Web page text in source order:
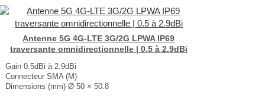
Antenne 5G 4G-LTE 3G/2G LPWA IP69
traversante omnidirectionnelle | 0.5 à 2.9dBi
Gain 0.5dBi à 2.9dBi
Connecteur SMA (M)
Dimensions (mm) Ø 50 × 50.8